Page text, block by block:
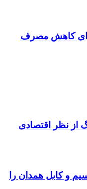
کاهش مصرف
از نظر اقتصادی
و کابل همدان را